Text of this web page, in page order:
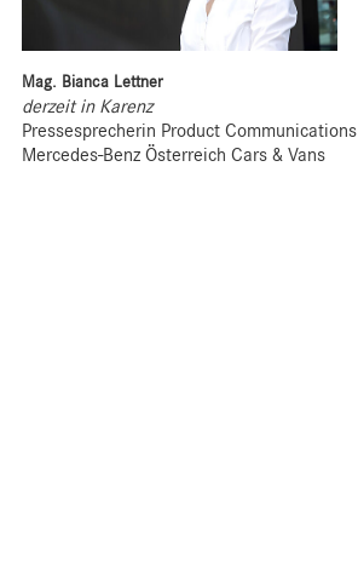
Mag. Bianca Lettner
derzeit in Karenz
Pressesprecherin Product Communications
Mercedes-Benz Österreich Cars & Vans